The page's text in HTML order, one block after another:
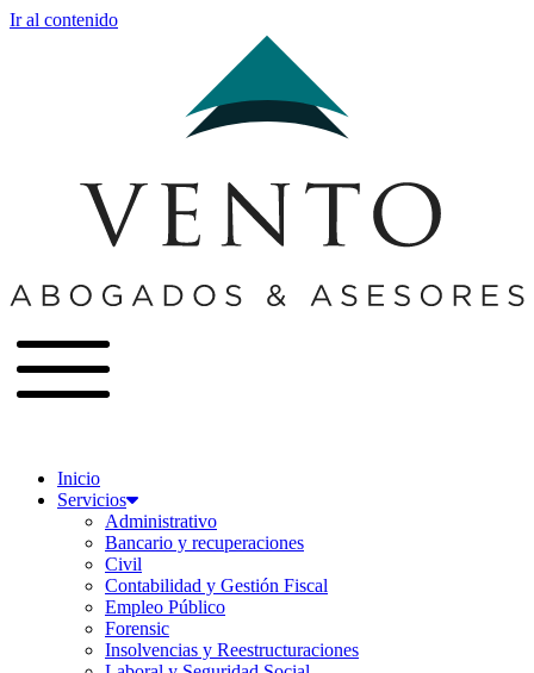
Ir al contenido
Inicio
Servicios
Administrativo
Bancario y recuperaciones
Civil
Contabilidad y Gestión Fiscal
Empleo Público
Forensic
Insolvencias y Reestructuraciones